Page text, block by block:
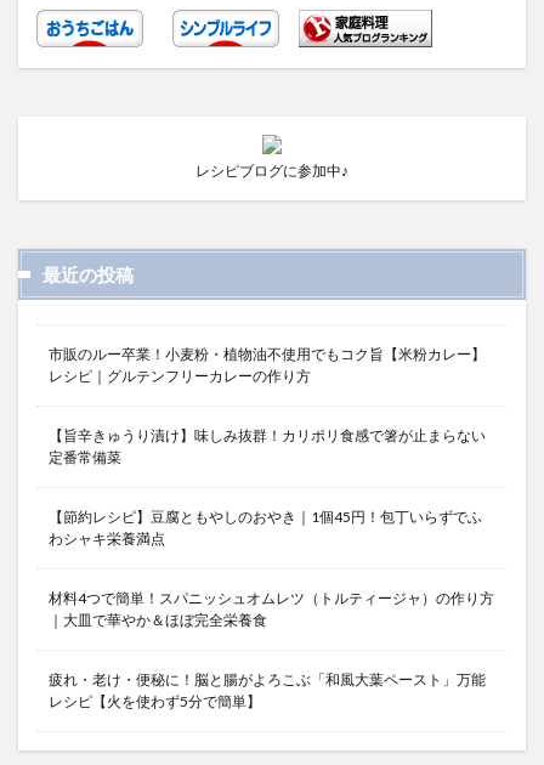
レシピブログに参加中♪
最近の投稿
市販のルー卒業！小麦粉・植物油不使用でもコク旨【米粉カレー】
レシピ｜グルテンフリーカレーの作り方
【旨辛きゅうり漬け】味しみ抜群！カリポリ食感で箸が止まらない
定番常備菜
【節約レシピ】豆腐ともやしのおやき｜1個45円！包丁いらずでふ
わシャキ栄養満点
材料4つで簡単！スパニッシュオムレツ（トルティージャ）の作り方
｜大皿で華やか＆ほぼ完全栄養食
疲れ・老け・便秘に！脳と腸がよろこぶ「和風大葉ペースト」万能
レシピ【火を使わず5分で簡単】